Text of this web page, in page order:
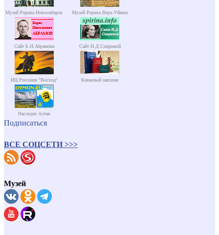
Музей Рериха Новосибирск Музей Рериха Верх-Уймон
Сайт Б.Н.Абрамова Сайт Н.Д.Спириной
ИЦ Россазия "Восход" Книжный магазин
Наследие Алтая
Подписаться
ВСЕ СОЦСЕТИ >>>
Музей